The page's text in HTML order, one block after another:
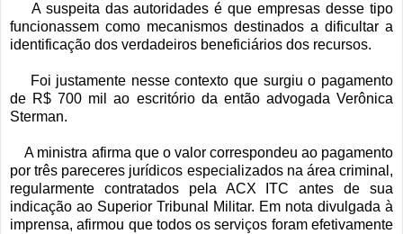
A suspeita das autoridades é que empresas desse tipo
funcionassem como mecanismos destinados a dificultar a
identificação dos verdadeiros beneficiários dos recursos.
Foi justamente nesse contexto que surgiu o pagamento
de R$ 700 mil ao escritório da então advogada Verônica
Sterman.
A ministra afirma que o valor correspondeu ao pagamento
por três pareceres jurídicos especializados na área criminal,
regularmente contratados pela ACX ITC antes de sua
indicação ao Superior Tribunal Militar. Em nota divulgada à
imprensa, afirmou que todos os serviços foram efetivamente